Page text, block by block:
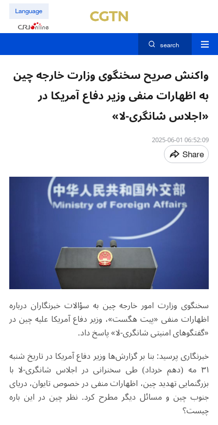
Language
search
واکنش صریح سخنگوی وزارت خارجه چین
به اظهارات منفی وزیر دفاع آمریکا در
«اجلاس شانگری-لا»
06:52:09 2025-06-01
Share
سخنگوی وزارت امور خارجه چین به سؤالات خبرنگاران درباره
اظهارات منفی «پیت هگست»، وزیر دفاع آمریکا علیه چین در
«گفتگوهای امنیتی شانگری‌-لا» پاسخ داد.
​​خبرنگاری پرسید: بنا بر گزارش‌ها وزیر دفاع آمریکا در تاریخ شنبه
۳۱ مه (دهم خرداد) طی سخنرانی در اجلاس شانگری‌-لا با
بزرگنمایی تهدید چین، اظهارات منفی در خصوص تایوان، دریای
جنوب چین و مسائل دیگر مطرح کرد. نظر چین در این باره
چیست؟